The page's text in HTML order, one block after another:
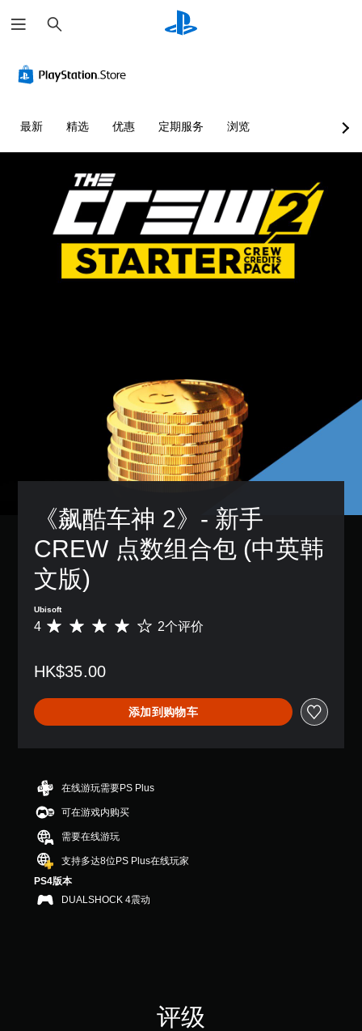
索
最新 精选 优惠 定期服务 浏览
《飙酷车神 2》- 新手
CREW 点数组合包 (中英韩
文版)
Ubisoft
平
价
颗
星
（
颗
，
2
个
评
价
4 2个评价
HK$35.00
添加到购物车
在线游玩需要PS Plus
可在游戏内购买
需要在线游玩
支持多达8位PS Plus在线玩家
PS4版本
DUALSHOCK 4震动
评级